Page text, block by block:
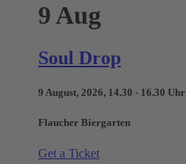
9Aug
Soul Drop
9 August, 2026, 14.30 - 16.30 Uhr
Flaucher Biergarten
Get a Ticket